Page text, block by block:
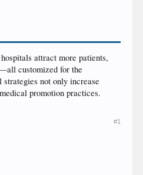
attract more patients,
customized for the
not only increase
promotion practices.
#1